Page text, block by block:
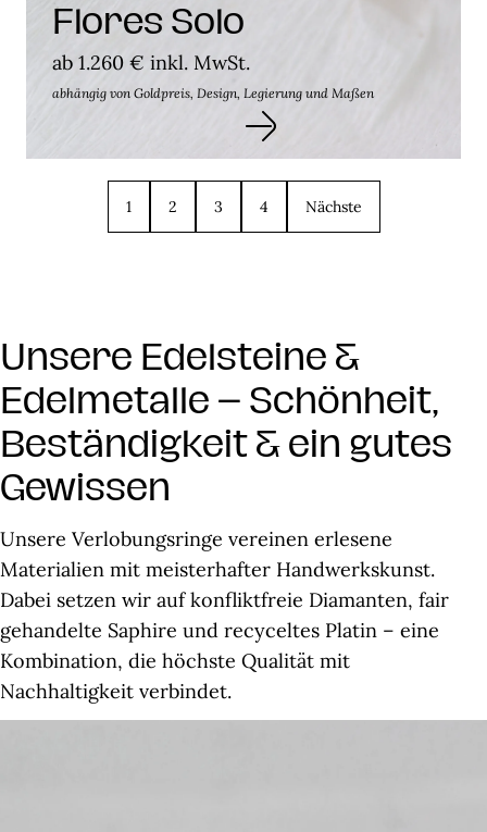
Flores Solo
ab 1.260 € inkl. MwSt.
abhängig von Goldpreis, Design, Legierung und Maßen
1 2 3 4 Nächste
Unsere Edelsteine &
Edelmetalle – Schönheit,
Beständigkeit & ein gutes
Gewissen
Unsere Verlobungsringe vereinen erlesene
Materialien mit meisterhafter Handwerkskunst.
Dabei setzen wir auf konfliktfreie Diamanten, fair
gehandelte Saphire und recyceltes Platin – eine
Kombination, die höchste Qualität mit
Nachhaltigkeit verbindet.